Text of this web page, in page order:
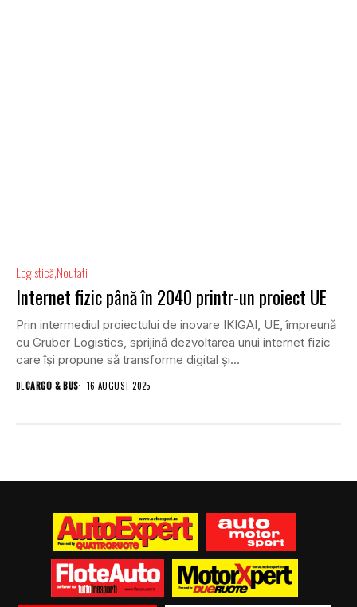
Logistică Noutati
Internet fizic până în 2040 printr-un proiect UE
Prin intermediul proiectului de inovare IKIGAI, UE, împreună
cu Gruber Logistics, sprijină dezvoltarea unui internet fizic
care își propune să transforme digital și...
DECARGO & BUS 16 AUGUST 2025